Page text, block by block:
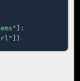
]:
])